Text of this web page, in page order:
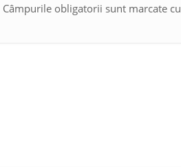
Câmpurile obligatorii sunt marcate cu